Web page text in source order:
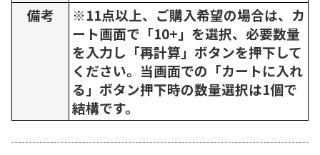
備考
※11点以上、ご購入希望の場合は、カ
ート画面で「10+」を選択、必要数量
を入力し「再計算」ボタンを押下して
ください。当画面での「カートに入れ
る」ボタン押下時の数量選択は1個で
結構です。